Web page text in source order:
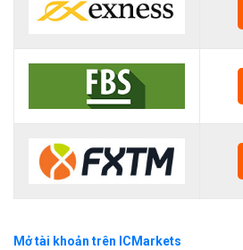
Mở tài khoản trên ICMarkets